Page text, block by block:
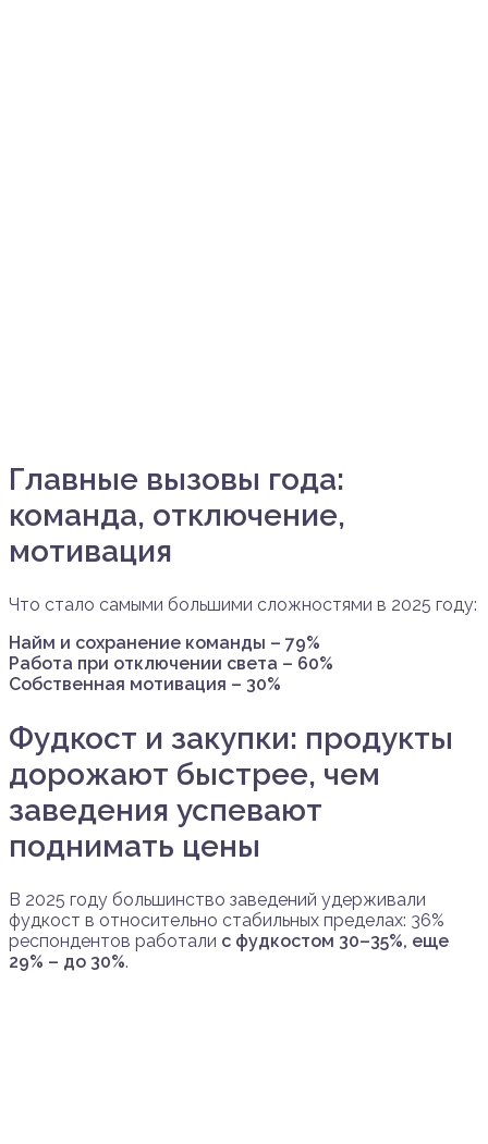
Главные вызовы года:
команда, отключение,
мотивация
Что стало самыми большими сложностями в 2025 году:
Найм и сохранение команды – 79%
Работа при отключении света – 60%
Собственная мотивация – 30%
Фудкост и закупки: продукты
дорожают быстрее, чем
заведения успевают
поднимать цены
В 2025 году большинство заведений удерживали
фудкост в относительно стабильных пределах: 36%
респондентов работали с фудкостом 30–35%, еще
29% – до 30%.